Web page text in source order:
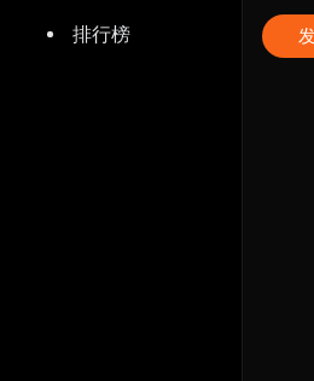
排行榜